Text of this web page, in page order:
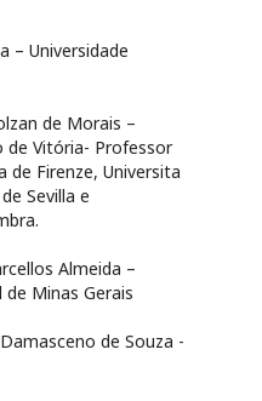
– Universidade
de Morais –
de Vitória- Professor
de Firenze, Universita
Sevilla e
Almeida –
de Minas Gerais
de Souza -